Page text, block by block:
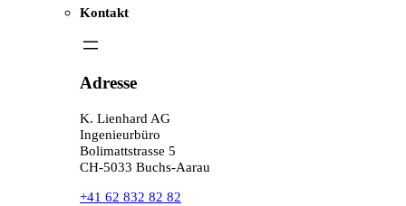
Kontakt
Adresse
K. Lienhard AG
Ingenieurbüro
Bolimattstrasse 5
CH-5033 Buchs-Aarau
+41 62 832 82 82